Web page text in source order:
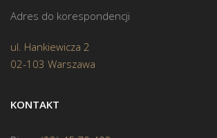
Adres do korespondencji
ul. Hankiewicza 2
02-103 Warszawa
KONTAKT